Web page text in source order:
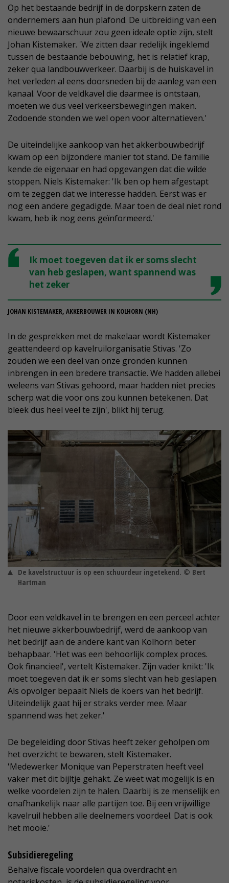
Op het bestaande bedrijf in de dorpskern zaten de
ondernemers aan hun plafond. De uitbreiding van een
nieuwe bewaarschuur zou geen ideale optie zijn, stelt
Johan Kistemaker. 'We zitten daar redelijk ingeklemd
tussen de bestaande bebouwing, het is relatief krap,
zeker qua landbouwverkeer. Daarbij is de huiskavel in
het verleden al eens doorsneden bij de aanleg van een
kanaal. Voor de veldkavel die daarmee is ontstaan,
moeten we dus veel verkeersbewegingen maken.
Zodoende stonden we wel open voor alternatieven.'
De uiteindelijke aankoop van het akkerbouwbedrijf
kwam op een bijzondere manier tot stand. De familie
kende de eigenaar en had opgevangen dat die wilde
stoppen. Niels Kistemaker: 'Ik ben op hem afgestapt
om te zeggen dat we interesse hadden. Eerst was er
nog een andere gegadigde. Maar toen de deal niet rond
kwam, heb ik nog eens geïnformeerd.'
Ik moet toegeven dat ik er soms slecht
van heb geslapen, want spannend was
het zeker
JOHAN KISTEMAKER, AKKERBOUWER IN KOLHORN (NH)
In de gesprekken met de makelaar wordt Kistemaker
geattendeerd op kavelruilorganisatie Stivas. 'Zo
zouden we een deel van onze gronden kunnen
inbrengen in een bredere transactie. We hadden allebei
weleens van Stivas gehoord, maar hadden niet precies
scherp wat die voor ons zou kunnen betekenen. Dat
bleek dus heel veel te zijn', blikt hij terug.
De kavelstructuur is op een schuurdeur ingetekend. © Bert
Hartman
Door een veldkavel in te brengen en een perceel achter
het nieuwe akkerbouwbedrijf, werd de aankoop van
het bedrijf aan de andere kant van Kolhorn beter
behapbaar. 'Het was een behoorlijk complex proces.
Ook financieel', vertelt Kistemaker. Zijn vader knikt: 'Ik
moet toegeven dat ik er soms slecht van heb geslapen.
Als opvolger bepaalt Niels de koers van het bedrijf.
Uiteindelijk gaat hij er straks verder mee. Maar
spannend was het zeker.'
De begeleiding door Stivas heeft zeker geholpen om
het overzicht te bewaren, stelt Kistemaker.
'Medewerker Monique van Peperstraten heeft veel
vaker met dit bijltje gehakt. Ze weet wat mogelijk is en
welke voordelen zijn te halen. Daarbij is ze menselijk en
onafhankelijk naar alle partijen toe. Bij een vrijwillige
kavelruil hebben alle deelnemers voordeel. Dat is ook
het mooie.'
Subsidieregeling
Behalve fiscale voordelen qua overdracht en